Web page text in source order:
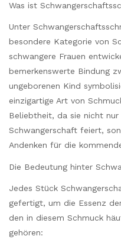
Was ist
Unter
besondere Kategorie von
schwangere Frauen
bemerkenswerte Bindung
ungeborenen Kind
einzigartige Art von
Beliebtheit, da sie nicht
Schwangerschaft feiert,
Andenken für die
Die Bedeutung hinter
Jedes Stück
gefertigt, um die Essenz
den in diesem Schmuck
gehören: